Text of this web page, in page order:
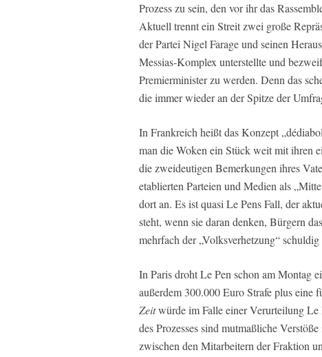
Prozess zu sein, den vor ihr das
Aktuell trennt ein Streit zwei große
der Partei Nigel Farage und seinen
Messias-Komplex unterstellte und
Premierminister zu werden. Denn das
die immer wieder an der Spitze der
In Frankreich heißt das Konzept
man die Woken ein Stück weit mit ihren
die zweideutigen Bemerkungen ihres
etablierten Parteien und Medien als
dort an. Es ist quasi Le Pens Fall, der
steht, wenn sie daran denken, Bürgern
mehrfach der „Volksverhetzung“ schuldig
In Paris droht Le Pen schon am Montag
außerdem 300.000 Euro Strafe plus eine
Zeitwürde im Falle einer Verurteilung Le
des Prozesses sind mutmaßliche
zwischen den Mitarbeitern der Fraktion